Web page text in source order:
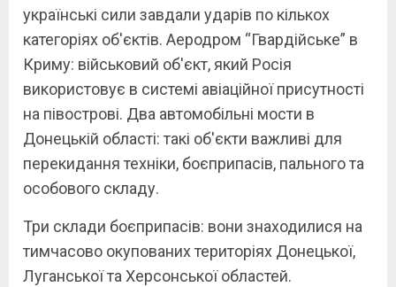
українські сили завдали ударів по кількох
категоріях об'єктів. Аеродром “Гвардійське” в
Криму: військовий об'єкт, який Росія
використовує в системі авіаційної присутності
на півострові. Два автомобільні мости в
Донецькій області: такі об'єкти важливі для
перекидання техніки, боєприпасів, пального та
особового складу.
Три склади боєприпасів: вони знаходилися на
тимчасово окупованих територіях Донецької,
Луганської та Херсонської областей.